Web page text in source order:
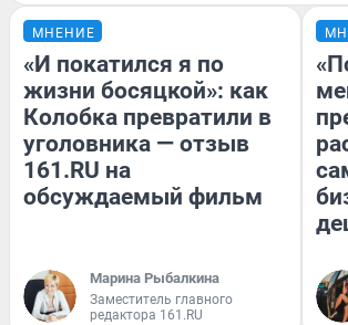
МНЕНИЕ
«И покатился я по
жизни босяцкой»: как
Колобка превратили в
уголовника — отзыв
161.RU на
обсуждаемый фильм
Марина Рыбалкина
Заместитель главного
редактора 161.RU